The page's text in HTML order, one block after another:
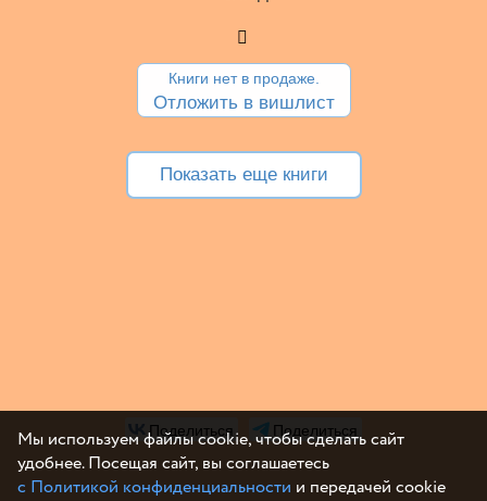
Книги нет в продаже.
Отложить в вишлист
Показать еще книги
Поделиться Поделиться
Мы используем файлы cookie, чтобы сделать сайт
удобнее. Посещая сайт, вы соглашаетесь
с Политикой конфиденциальности и передачей cookie